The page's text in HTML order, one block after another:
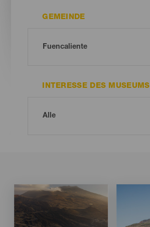
GEMEINDE
INTERESSE DES MUSEUMS
Imagen
Listado
Imagen